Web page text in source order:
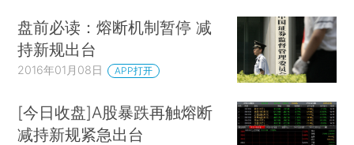
盘前必读：熔断机制暂停 减
持新规出台
2016年01月08日 APP打开
[今日收盘]A股暴跌再触熔断
减持新规紧急出台